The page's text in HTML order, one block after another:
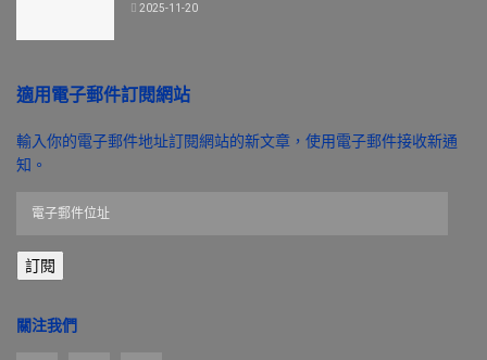
2025-11-20
適用電子郵件訂閱網站
輸入你的電子郵件地址訂閱網站的新文章，使用電子郵件接收新通
知。
郵
件
址
訂閱
關注我們